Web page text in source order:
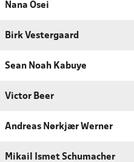
Nana Osei
Birk Vestergaard
Sean Noah Kabuye
Victor Beer
Andreas Nørkjær Werner
Mikail Ismet Schumacher